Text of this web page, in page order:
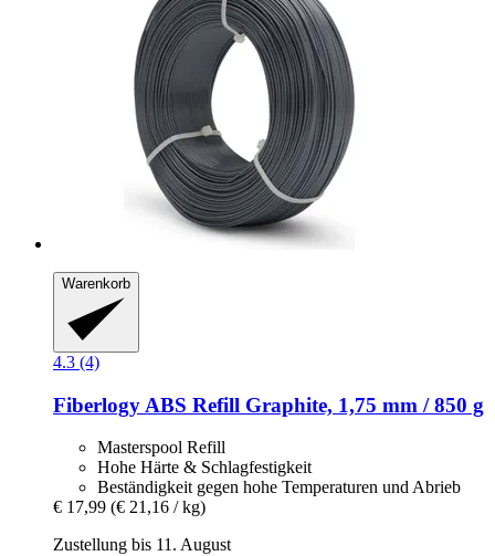
Warenkorb
4.3 (4)
Fiberlogy ABS Refill Graphite, 1,75 mm / 850 g
Masterspool Refill
Hohe Härte & Schlagfestigkeit
Beständigkeit gegen hohe Temperaturen und Abrieb
€ 17,99 (€ 21,16 / kg)
Zustellung bis 11. August